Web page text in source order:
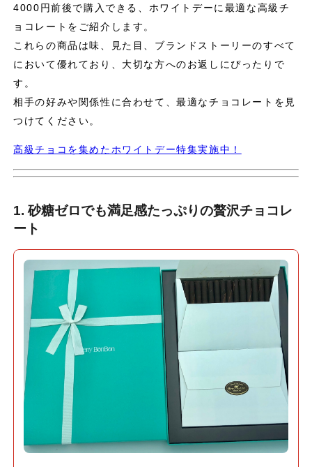
4000円前後で購入できる、ホワイトデーに最適な高級チ
ョコレートをご紹介します。
これらの商品は味、見た目、ブランドストーリーのすべて
において優れており、大切な方へのお返しにぴったりで
す。
相手の好みや関係性に合わせて、最適なチョコレートを見
つけてください。
高級チョコを集めたホワイトデー特集実施中！
1. 砂糖ゼロでも満足感たっぷりの贅沢チョコレ
ート